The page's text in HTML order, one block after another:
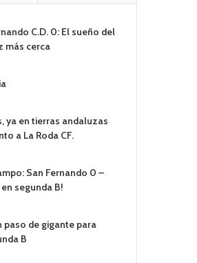
C.D. 0: El sueño del
más cerca
ya en tierras andaluzas
a La Roda CF.
San Fernando 0 –
en segunda B!
paso de gigante para
B